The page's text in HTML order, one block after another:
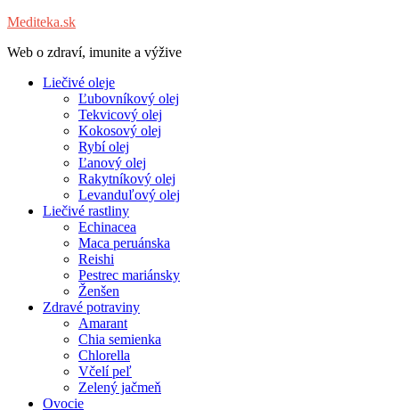
Mediteka.sk
Web o zdraví, imunite a výžive
Liečivé oleje
Ľubovníkový olej
Tekvicový olej
Kokosový olej
Rybí olej
Ľanový olej
Rakytníkový olej
Levanduľový olej
Liečivé rastliny
Echinacea
Maca peruánska
Reishi
Pestrec mariánsky
Ženšen
Zdravé potraviny
Amarant
Chia semienka
Chlorella
Včelí peľ
Zelený jačmeň
Ovocie